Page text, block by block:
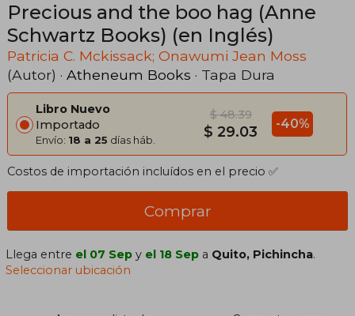
Precious and the boo hag (Anne
Schwartz Books) (en Inglés)
Patricia C. Mckissack; Onawumi Jean Moss
(Autor) · Atheneum Books · Tapa Dura
Libro Nuevo
Importado
Envío: 18 a 25 días háb.
$ 48.39
$ 29.03 -40%
Costos de importación incluídos en el precio ✅
Comprar
Llega entre el 07 Sep y el 18 Sep a Quito, Pichincha.
Seleccionar ubicación